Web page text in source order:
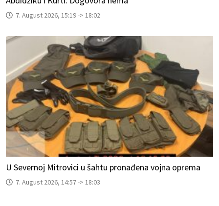
7. August 2026, 15:19 -> 18:02
U Severnoj Mitrovici u šahtu pronađena vojna oprema
7. August 2026, 14:57 -> 18:03